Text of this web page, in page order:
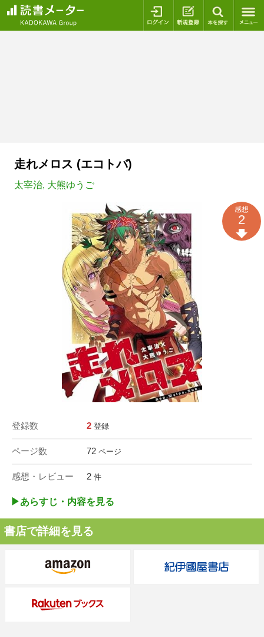
ログイン 新規登録
走れメロス (エコトバ)
太宰治, 大熊ゆうご
登録数 2 登録
ページ数 72 ページ
感想・レビュー 2 件
感想
2
▶︎あらすじ・内容を見る
書店で詳細を見る